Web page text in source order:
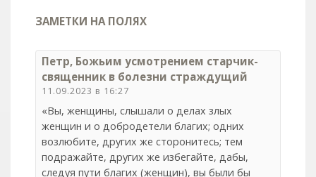
ЗАМЕТКИ НА ПОЛЯХ
Петр, Божьим усмотрением старчик-
священник в болезни страждущий
11.09.2023 в 16:27
«Вы, женщины, слышали о делах злых
женщин и о добродетели благих; одних
возлюбите, других же сторонитесь; тем
подражайте, других же избегайте, дабы,
следуя пути благих (женщин), вы были бы